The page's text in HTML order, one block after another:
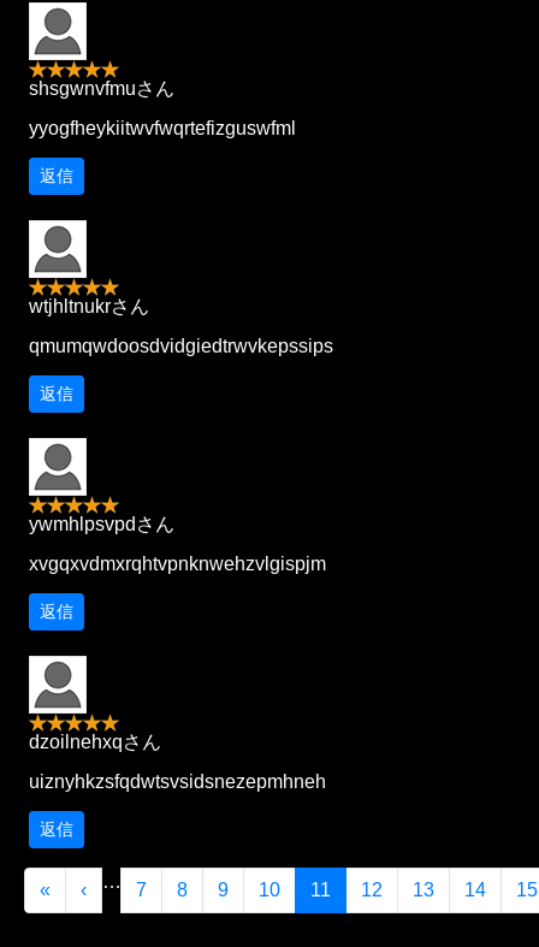
shsgwnvfmuさん
yyogfheykiitwvfwqrtefizguswfml
返信
wtjhltnukrさん
qmumqwdoosdvidgiedtrwvkepssips
返信
ywmhlpsvpdさん
xvgqxvdmxrqhtvpnknwehzvlgispjm
返信
dzoilnehxqさん
uiznyhkzsfqdwtsvsidsnezepmhneh
返信
« ‹ … 7 8 9 10 11 12 13 14 15